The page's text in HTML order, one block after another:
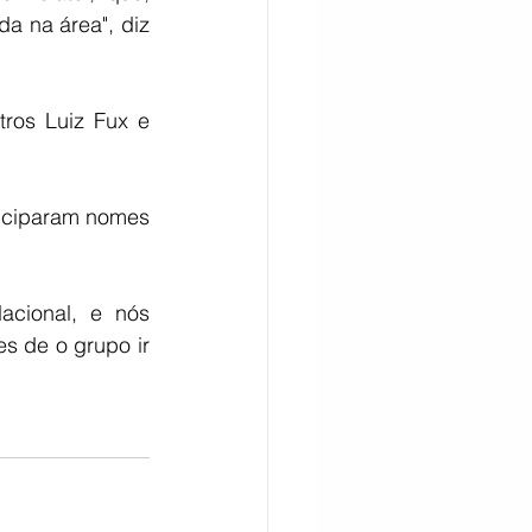
na área", diz
Luiz Fux e
nomes
e nós
de o grupo ir